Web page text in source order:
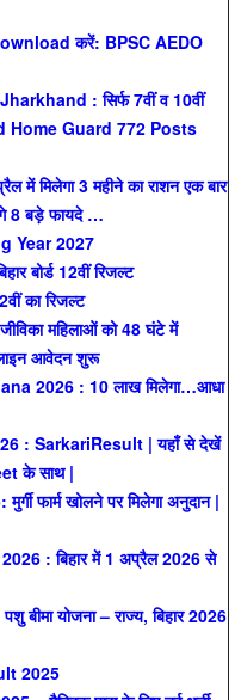
करें: BPSC AEDO
: सिर्फ 7वीं व 10वीं
Home Guard 772 Posts
मिलेगा 3 महीने का राशन एक बार
8 बड़े फायदे …
Year 2027
बोर्ड 12वीं रिजल्ट
का रिजल्ट
महिलाओं को 48 घंटे में
आवेदन शुरू
2026 : 10 लाख मिलेगा…आधा
: SarkariResult | यहाँ से देखें
के साथ |
फार्म खोलने पर मिलेगा अनुदान |
: बिहार में 1 अप्रैल 2026 से
योजना – राज्य, बिहार 2026
2025